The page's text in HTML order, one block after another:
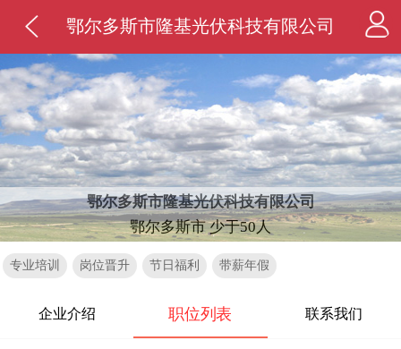
鄂尔多斯市隆基光伏科技有限公司
鄂尔多斯市隆基光伏科技有限公司
鄂尔多斯市 少于50人
专业培训 岗位晋升 节日福利 带薪年假
企业介绍 职位列表 联系我们